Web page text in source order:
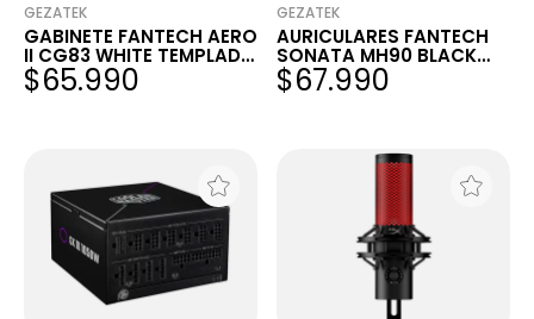
GEZATEK
GABINETE FANTECH AERO
II CG83 WHITE TEMPLADO
MESH 4X120MM FRGB
$65.990
GEZATEK
AURICULARES FANTECH
SONATA MH90 BLACK
3.5MM ALUMINIO
PC/PS4/PS5/XBOX/SWIT
$67.990